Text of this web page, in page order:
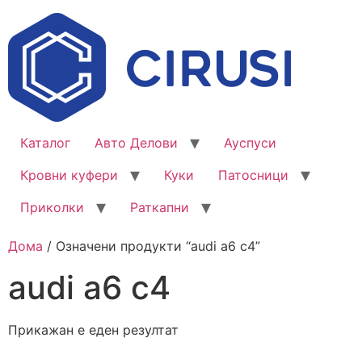
Каталог Авто Делови
Ауспуси
Кровни куфери
Куки
Патосници
Приколки
Раткапни
Дома / Означени продукти “audi a6 c4”
audi a6 c4
Прикажан е еден резултат